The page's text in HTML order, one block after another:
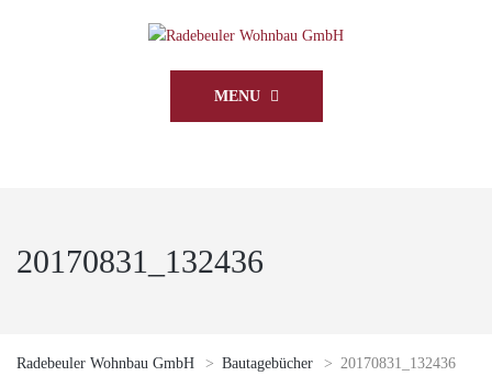
MENU
20170831_132436
Radebeuler Wohnbau GmbH > Bautagebücher > 20170831_132436